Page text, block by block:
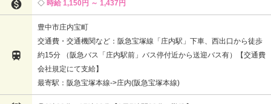
 時給 1,150円 ～ 1,437円

豊中市庄内宝町
交通費・交通機関など：阪急宝塚線「庄内駅」下車、西出口から徒歩
約15分 （阪急バス「庄内駅前」バス停付近から送迎バス有）【交通費
会社規定にて支給】
最寄駅：阪急宝塚本線->庄内(阪急宝塚本線)